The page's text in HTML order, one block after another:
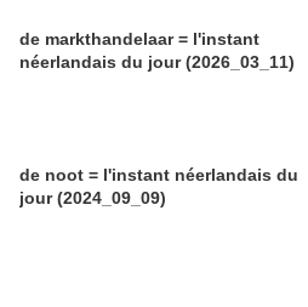
de markthandelaar = l'instant
néerlandais du jour (2026_03_11)
de noot = l'instant néerlandais du
jour (2024_09_09)